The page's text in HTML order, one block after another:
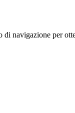
navigazione per